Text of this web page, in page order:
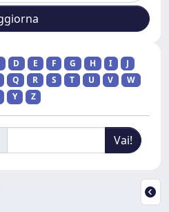
D E F G H I
J
Q R S T U V
W
Y Z